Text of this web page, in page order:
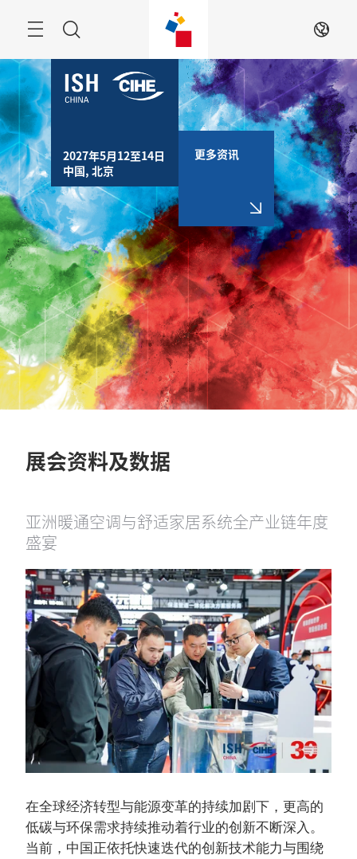
索
ZH
2027年5月12至14日
中国, 北京
更多资讯
展会资料及数据
亚洲暖通空调与舒适家居系统全产业链年度
盛宴
在全球经济转型与能源变革的持续加剧下，更高的
低碳与环保需求持续推动着行业的创新不断深入。
当前，中国正依托快速迭代的创新技术能力与围绕